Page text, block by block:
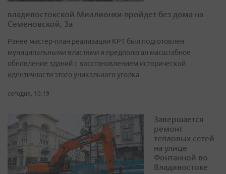
владивостокской Миллионки пройдет без дома на
Семеновской, 3а
Ранее мастер-план реализации КРТ был подготовлен
муниципальными властями и предполагал масштабное
обновление зданий с восстановлением исторической
идентичности этого уникального уголка
сегодня, 10:19
Завершается
ремонт
тепловых сетей
на улице
Фонтанной во
Владивостоке